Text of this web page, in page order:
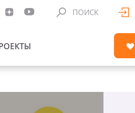
ПОИСК